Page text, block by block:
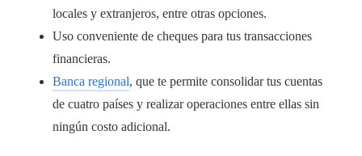
locales y extranjeros, entre otras opciones.
Uso conveniente de cheques para tus transacciones
financieras.
Banca regional, que te permite consolidar tus cuentas
de cuatro países y realizar operaciones entre ellas sin
ningún costo adicional.